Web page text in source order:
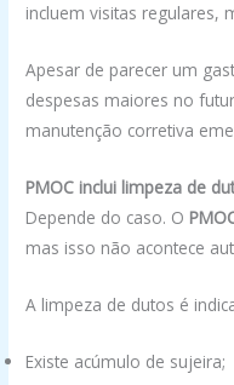
incluem visitas regulares,
Apesar de parecer um
despesas maiores no
manutenção corretiva
PMOC inclui limpeza de
Depende do caso. O
mas isso não acontece
A limpeza de dutos é
Existe acúmulo de sujeira;